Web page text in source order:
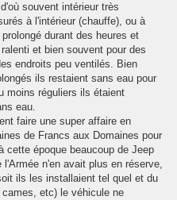
souvent intérieur très
à l'intérieur (chauffe), ou à
durant des heures et
et bien souvent pour des
endroits peu ventilés. Bien
ils restaient sans eau pour
moins réguliers ils étaient
eau.
faire une super affaire en
de Francs aux Domaines pour
cette époque beaucoup de Jeep
n'en avait plus en réserve,
ils les installaient tel quel et du
etc) le véhicule ne